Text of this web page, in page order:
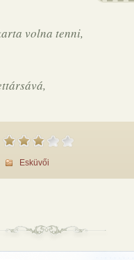
volna tenni,
Esküvői